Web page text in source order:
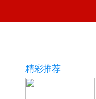
精彩推荐